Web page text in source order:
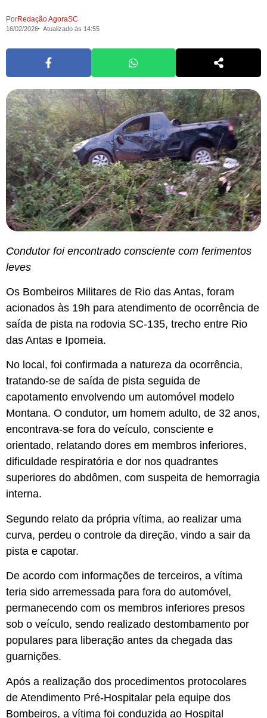
PorRedação AgoraSC
16/02/2026 Atualizado às 14:55
Condutor foi encontrado consciente com ferimentos
leves
Os Bombeiros Militares de Rio das Antas, foram
acionados às 19h para atendimento de ocorrência de
saída de pista na rodovia SC-135, trecho entre Rio
das Antas e Ipomeia.
No local, foi confirmada a natureza da ocorrência,
tratando-se de saída de pista seguida de
capotamento envolvendo um automóvel modelo
Montana. O condutor, um homem adulto, de 32 anos,
encontrava-se fora do veículo, consciente e
orientado, relatando dores em membros inferiores,
dificuldade respiratória e dor nos quadrantes
superiores do abdômen, com suspeita de hemorragia
interna.
Segundo relato da própria vítima, ao realizar uma
curva, perdeu o controle da direção, vindo a sair da
pista e capotar.
De acordo com informações de terceiros, a vítima
teria sido arremessada para fora do automóvel,
permanecendo com os membros inferiores presos
sob o veículo, sendo realizado destombamento por
populares para liberação antes da chegada das
guarnições.
Após a realização dos procedimentos protocolares
de Atendimento Pré-Hospitalar pela equipe dos
Bombeiros, a vítima foi conduzida ao Hospital